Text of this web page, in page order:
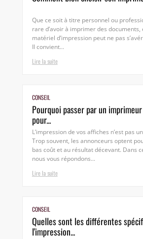
Que ce soit à titre personnel ou
rare d’avoir à imprimer des documents,
matériel d’impression peut ne pas
Il convient...
Lire la suite
CONSEIL
Pourquoi passer par un
pour...
L’impression de vos affiches n’est pas
Trop souvent, les annonceurs optent
bas coût et au résultat décevant. Dans
nous vous répondons...
Lire la suite
CONSEIL
Quelles sont les différentes
l'impression...